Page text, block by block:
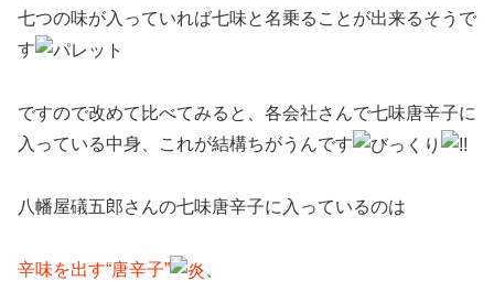
七つの味が入っていれば七味と名乗ることが出来るそうで
す
ですので改めて比べてみると、各会社さんで七味唐辛子に
入っている中身、これが結構ちがうんです
八幡屋礒五郎さんの七味唐辛子に入っているのは
辛味を出す“唐辛子”